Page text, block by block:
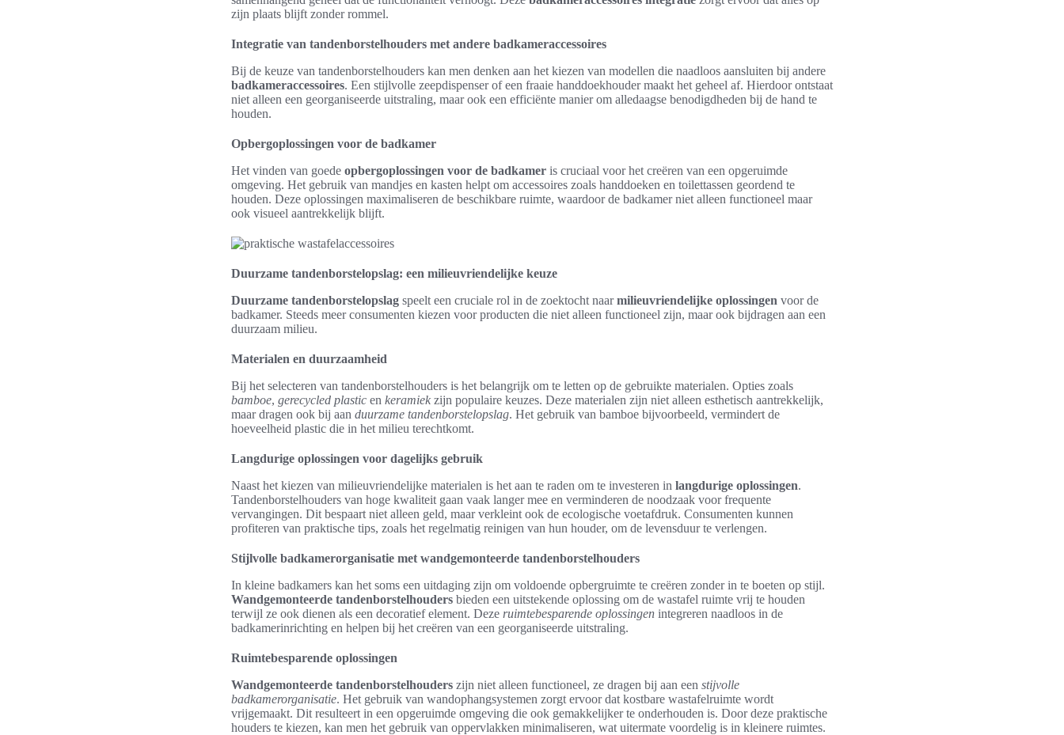
zijn plaats blijft zonder rommel.
Integratie van tandenborstelhouders met andere badkameraccessoires
Bij de keuze van tandenborstelhouders kan men denken aan het kiezen van modellen die naadloos aansluiten bij andere
badkameraccessoires. Een stijlvolle zeepdispenser of een fraaie handdoekhouder maakt het geheel af. Hierdoor ontstaat
niet alleen een georganiseerde uitstraling, maar ook een efficiënte manier om alledaagse benodigdheden bij de hand te
houden.
Opbergoplossingen voor de badkamer
Het vinden van goede opbergoplossingen voor de badkamer is cruciaal voor het creëren van een opgeruimde
omgeving. Het gebruik van mandjes en kasten helpt om accessoires zoals handdoeken en toilettassen geordend te
houden. Deze oplossingen maximaliseren de beschikbare ruimte, waardoor de badkamer niet alleen functioneel maar
ook visueel aantrekkelijk blijft.
Duurzame tandenborstelopslag: een milieuvriendelijke keuze
Duurzame tandenborstelopslag speelt een cruciale rol in de zoektocht naarmilieuvriendelijke oplossingen voor de
badkamer. Steeds meer consumenten kiezen voor producten die niet alleen functioneel zijn, maar ook bijdragen aan een
duurzaam milieu.
Materialen en duurzaamheid
Bij het selecteren van tandenborstelhouders is het belangrijk om te letten op de gebruikte materialen. Opties zoals
bamboe, gerecycled plastic en keramiek zijn populaire keuzes. Deze materialen zijn niet alleen esthetisch aantrekkelijk,
maar dragen ook bij aan duurzame tandenborstelopslag. Het gebruik van bamboe bijvoorbeeld, vermindert de
hoeveelheid plastic die in het milieu terechtkomt.
Langdurige oplossingen voor dagelijks gebruik
Naast het kiezen van milieuvriendelijke materialen is het aan te raden om te investeren in langdurige oplossingen.
Tandenborstelhouders van hoge kwaliteit gaan vaak langer mee en verminderen de noodzaak voor frequente
vervangingen. Dit bespaart niet alleen geld, maar verkleint ook de ecologische voetafdruk. Consumenten kunnen
profiteren van praktische tips, zoals het regelmatig reinigen van hun houder, om de levensduur te verlengen.
Stijlvolle badkamerorganisatie met wandgemonteerde tandenborstelhouders
In kleine badkamers kan het soms een uitdaging zijn om voldoende opbergruimte te creëren zonder in te boeten op stijl.
Wandgemonteerde tandenborstelhouders bieden een uitstekende oplossing om de wastafel ruimte vrij te houden
terwijl ze ook dienen als een decoratief element. Deze ruimtebesparende oplossingen integreren naadloos in de
badkamerinrichting en helpen bij het creëren van een georganiseerde uitstraling.
Ruimtebesparende oplossingen
Wandgemonteerde tandenborstelhouders zijn niet alleen functioneel, ze dragen bij aan een stijvolle
badkamerorganisatie. Het gebruik van wandophangsystemen zorgt ervoor dat kostbare wastafelruimte wordt
vrijgemaakt. Dit resulteert in een opgeruimde omgeving die ook gemakkelijker te onderhouden is. Door deze praktische
houders te kiezen, kan men het gebruik van oppervlakken minimaliseren, wat uitermate voordelig is in kleinere ruimtes.